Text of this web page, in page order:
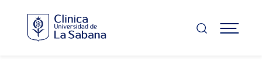
contenido
principal
MENÚ